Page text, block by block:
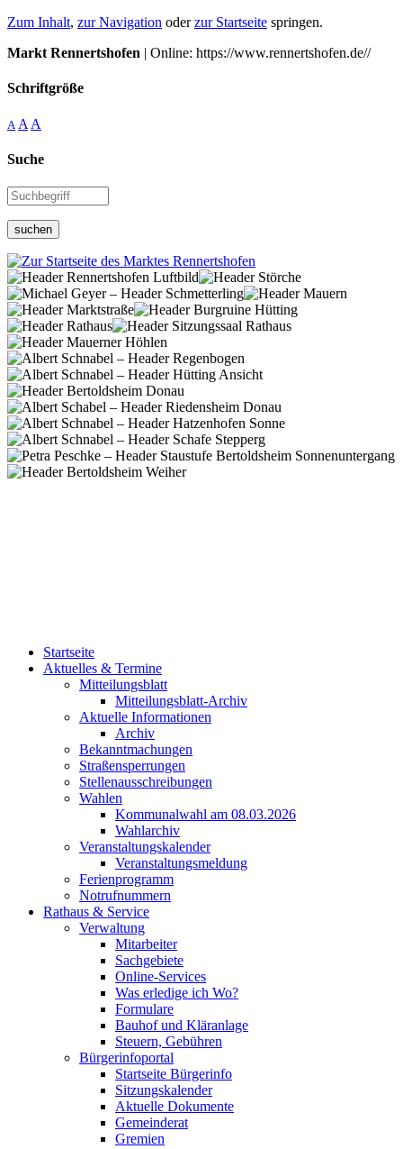
Zum Inhalt, zur Navigation oderzur Startseite springen.
Markt Rennertshofen | Online: https://www.rennertshofen.de//
Schriftgröße
A A A
Suche
suchen
Startseite
Aktuelles & Termine
Mitteilungsblatt
Mitteilungsblatt-Archiv
Aktuelle Informationen
Archiv
Bekanntmachungen
Straßensperrungen
Stellenausschreibungen
Wahlen
Kommunalwahl am 08.03.2026
Wahlarchiv
Veranstaltungskalender
Veranstaltungsmeldung
Ferienprogramm
Notrufnummern
Rathaus & Service
Verwaltung
Mitarbeiter
Sachgebiete
Online-Services
Was erledige ich Wo?
Formulare
Bauhof und Kläranlage
Steuern, Gebühren
Bürgerinfoportal
Startseite Bürgerinfo
Sitzungskalender
Aktuelle Dokumente
Gemeinderat
Gremien